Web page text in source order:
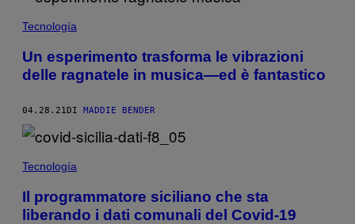
Tecnología
Un esperimento trasforma le vibrazioni
delle ragnatele in musica—ed è fantastico
04.28.21DI MADDIE BENDER
Tecnología
Il programmatore siciliano che sta
liberando i dati comunali del Covid-19